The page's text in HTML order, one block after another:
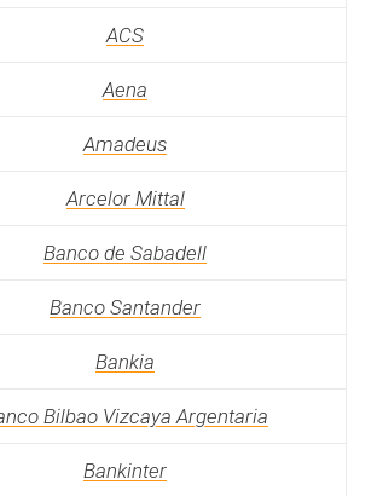
ACS
Aena
Amadeus
Arcelor Mittal
Banco de Sabadell
Banco Santander
Bankia
Bilbao Vizcaya Argentaria
Bankinter